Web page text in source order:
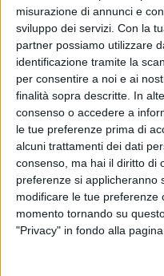
misurazione di annunci e
sviluppo dei servizi. Con la
partner possiamo utilizzare
identificazione tramite la
per consentire a noi e ai
finalità sopra descritte. In
consenso o accedere a
le tue preferenze prima di
alcuni trattamenti dei dati
consenso, ma hai il diritto di
preferenze si applicheranno
modificare le tue preferenze
momento tornando su
"Privacy" in fondo alla pagina
CHI VUOL
#01)